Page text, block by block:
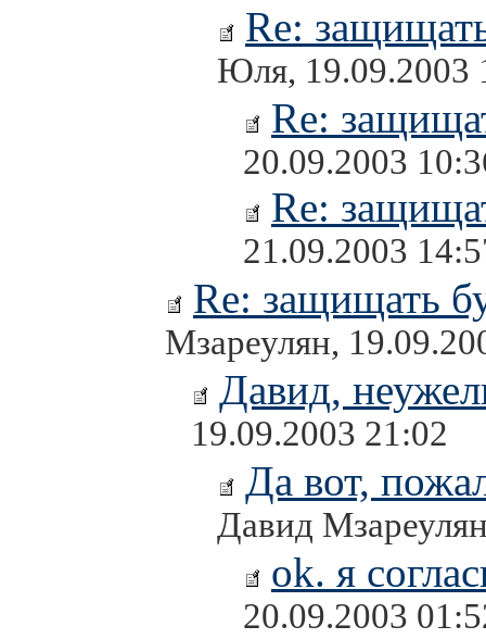
Re:
Юля, 19.09.2003
Re:
20.09.2003
Re:
21.09.2003
Re: защищать
Мзареулян,
Давид,
19.09.2003 21:02
Да вот,
Давид
ok. я
20.09.2003